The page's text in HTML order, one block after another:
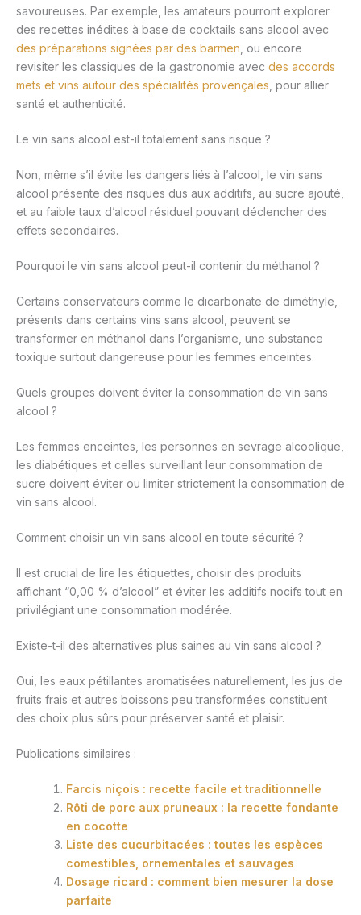
savoureuses. Par exemple, les amateurs pourront explorer
des recettes inédites à base de cocktails sans alcool avec
des préparations signées par des barmen , ou encore
revisiter les classiques de la gastronomie avec des accords
mets et vins autour des spécialités provençales , pour allier
santé et authenticité.
Le vin sans alcool est-il totalement sans risque ?
Non, même s’il évite les dangers liés à l’alcool, le vin sans
alcool présente des risques dus aux additifs, au sucre ajouté,
et au faible taux d’alcool résiduel pouvant déclencher des
effets secondaires.
Pourquoi le vin sans alcool peut-il contenir du méthanol ?
Certains conservateurs comme le dicarbonate de diméthyle,
présents dans certains vins sans alcool, peuvent se
transformer en méthanol dans l’organisme, une substance
toxique surtout dangereuse pour les femmes enceintes.
Quels groupes doivent éviter la consommation de vin sans
alcool ?
Les femmes enceintes, les personnes en sevrage alcoolique,
les diabétiques et celles surveillant leur consommation de
sucre doivent éviter ou limiter strictement la consommation de
vin sans alcool.
Comment choisir un vin sans alcool en toute sécurité ?
Il est crucial de lire les étiquettes, choisir des produits
affichant “0,00 % d’alcool” et éviter les additifs nocifs tout en
privilégiant une consommation modérée.
Existe-t-il des alternatives plus saines au vin sans alcool ?
Oui, les eaux pétillantes aromatisées naturellement, les jus de
fruits frais et autres boissons peu transformées constituent
des choix plus sûrs pour préserver santé et plaisir.
Publications similaires :
Farcis niçois : recette facile et traditionnelle
Rôti de porc aux pruneaux : la recette fondante
en cocotte
Liste des cucurbitacées : toutes les espèces
comestibles, ornementales et sauvages
Dosage ricard : comment bien mesurer la dose
parfaite